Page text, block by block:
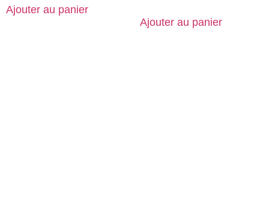
Ajouter au panier
Ajouter au panier